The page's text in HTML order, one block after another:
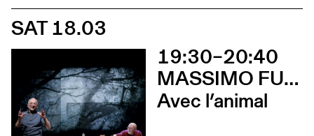
SAT 18.03
19:30–20:40
MASSIMO FURLAN & CLAIRE DE RIBAUPIERRE
Avec l’animal